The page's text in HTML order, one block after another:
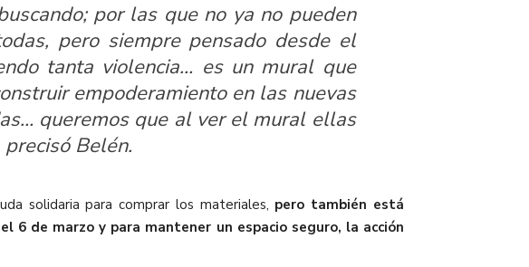
por las que no ya no pueden
pero siempre pensado desde el
tanta violencia… es un mural que
empoderamiento en las nuevas
queremos que al ver el mural ellas
Belén.
solidaria para comprar los materiales, pero también está
6 de marzo y para mantener un espacio seguro, la acción